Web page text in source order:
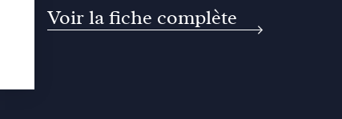
Voir la fiche complète